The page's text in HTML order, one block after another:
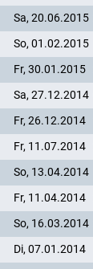
Sa, 20.06.2015
So, 01.02.2015
Fr, 30.01.2015
Sa, 27.12.2014
Fr, 26.12.2014
Fr, 11.07.2014
So, 13.04.2014
Fr, 11.04.2014
So, 16.03.2014
Di, 07.01.2014